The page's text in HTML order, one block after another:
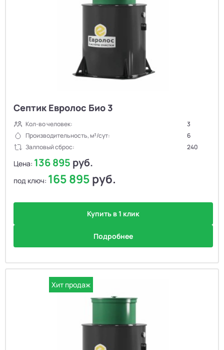
Септик Евролос Био 3
Кол-во человек:
3
Производительность, м³/сут:
6
Залповый сброс:
240
Цена: 136 895 руб.
под ключ: 165 895руб.
Купить в 1 клик
Подробнее
Хит продаж